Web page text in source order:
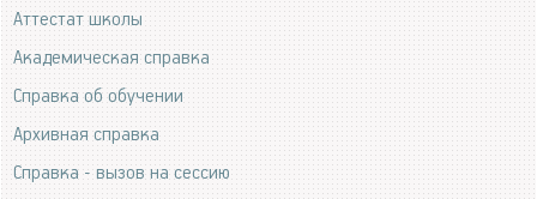
Аттестат школы
Академическая справка
Справка об обучении
Архивная справка
Справка - вызов на сессию